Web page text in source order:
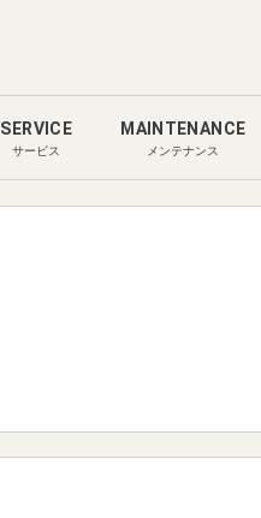
SERVICE
サービス
MAINTENANCE
メンテナンス